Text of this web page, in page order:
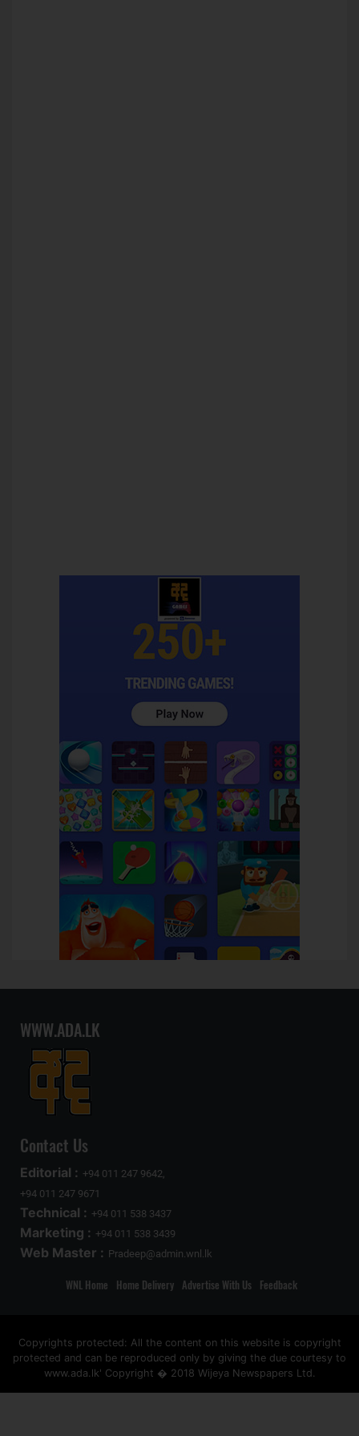
WWW.ADA.LK
Contact Us
Editorial : +94 011 247 9642,
+94 011 247 9671
Technical : +94 011 538 3437
Marketing : +94 011 538 3439
Web Master : Pradeep@admin.wnl.lk
WNL Home Home Delivery Advertise With Us Feedback
Copyrights protected: All the content on this website is copyright
protected and can be reproduced only by giving the due courtesy to
www.ada.lk' Copyright � 2018 Wijeya Newspapers Ltd.